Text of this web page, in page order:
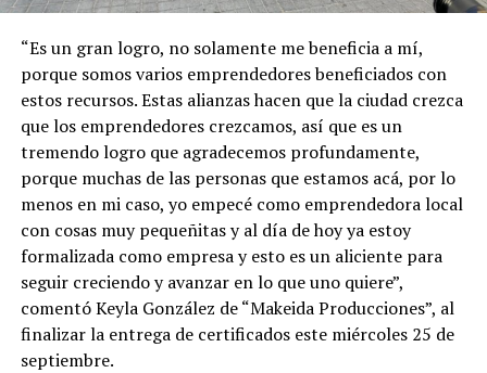
“Es un gran logro, no solamente me beneficia a mí,
porque somos varios emprendedores beneficiados con
estos recursos. Estas alianzas hacen que la ciudad crezca
que los emprendedores crezcamos, así que es un
tremendo logro que agradecemos profundamente,
porque muchas de las personas que estamos acá, por lo
menos en mi caso, yo empecé como emprendedora local
con cosas muy pequeñitas y al día de hoy ya estoy
formalizada como empresa y esto es un aliciente para
seguir creciendo y avanzar en lo que uno quiere”,
comentó Keyla González de “Makeida Producciones”, al
finalizar la entrega de certificados este miércoles 25 de
septiembre.